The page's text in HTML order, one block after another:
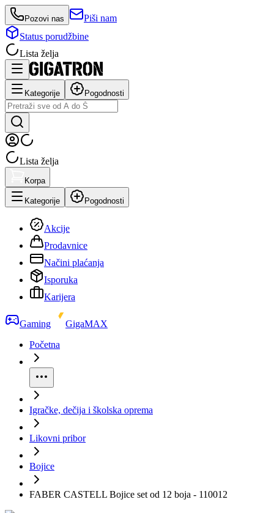
Pozovi nas
Piši nam
Status porudžbine
Lista želja
Kategorije Pogodnosti
Lista želja
Korpa
Kategorije Pogodnosti
Akcije
Prodavnice
Načini plaćanja
Isporuka
Karijera
Gaming
GigaMAX
Početna
Igračke, dečija i školska oprema
Likovni pribor
Bojice
FABER CASTELL Bojice set od 12 boja - 110012